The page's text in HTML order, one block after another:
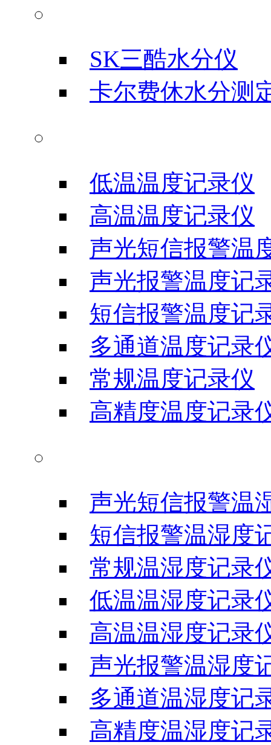
SK三酷水分仪
卡尔费休水分测
低温温度记录仪
高温温度记录仪
声光短信报警温
声光报警温度记
短信报警温度记
多通道温度记录
常规温度记录仪
高精度温度记录
声光短信报警温
短信报警温湿度
常规温湿度记录
低温温湿度记录
高温温湿度记录
声光报警温湿度
多通道温湿度记
高精度温湿度记